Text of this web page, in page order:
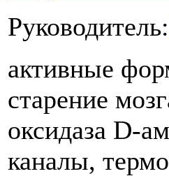
Руководитель:
активные
старение
оксидаза D-
каналы,